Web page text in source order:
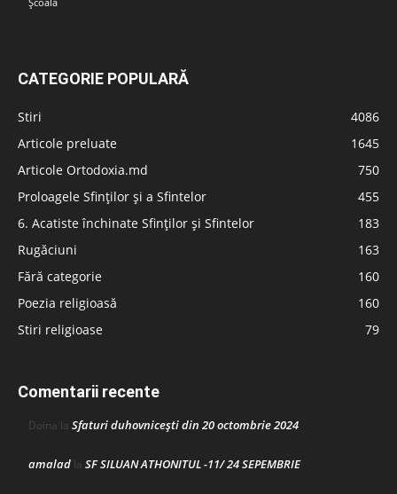
Școală
CATEGORIE POPULARĂ
Stiri
4086
Articole preluate
1645
Articole Ortodoxia.md
750
Proloagele Sfinților și a Sfintelor
455
6. Acatiste închinate Sfinților și Sfintelor
183
Rugăciuni
163
Fără categorie
160
Poezia religioasă
160
Stiri religioase
79
Comentarii recente
Doina la Sfaturi duhovnicești din 20 octombrie 2024
amalad la SF SILUAN ATHONITUL -11/ 24 SEPEMBRIE